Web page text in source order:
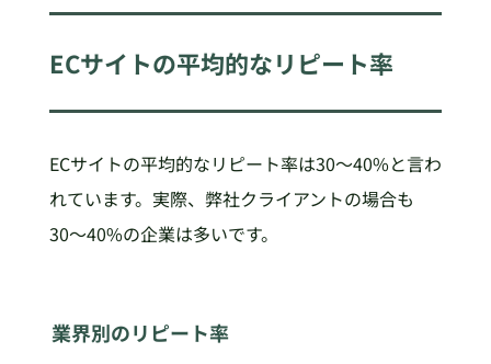
ECサイトの平均的なリピート率
ECサイトの平均的なリピート率は30〜40%と言わ
れています。実際、弊社クライアントの場合も
30〜40%の企業は多いです。
業界別のリピート率